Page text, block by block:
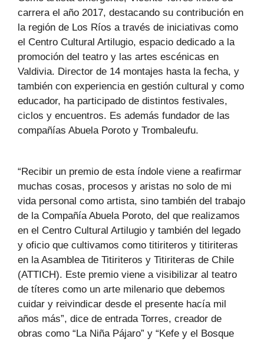
carrera el año 2017, destacando su contribución en
la región de Los Ríos a través de iniciativas como
el Centro Cultural Artilugio, espacio dedicado a la
promoción del teatro y las artes escénicas en
Valdivia. Director de 14 montajes hasta la fecha, y
también con experiencia en gestión cultural y como
educador, ha participado de distintos festivales,
ciclos y encuentros. Es además fundador de las
compañías Abuela Poroto y Trombaleufu.
“Recibir un premio de esta índole viene a reafirmar
muchas cosas, procesos y aristas no solo de mi
vida personal como artista, sino también del trabajo
de la Compañía Abuela Poroto, del que realizamos
en el Centro Cultural Artilugio y también del legado
y oficio que cultivamos como titiriteros y titiriteras
en la Asamblea de Titiriteros y Titiriteras de Chile
(ATTICH). Este premio viene a visibilizar al teatro
de títeres como un arte milenario que debemos
cuidar y reivindicar desde el presente hacía mil
años más”, dice de entrada Torres, creador de
obras como “La Niña Pájaro” y “Kefe y el Bosque